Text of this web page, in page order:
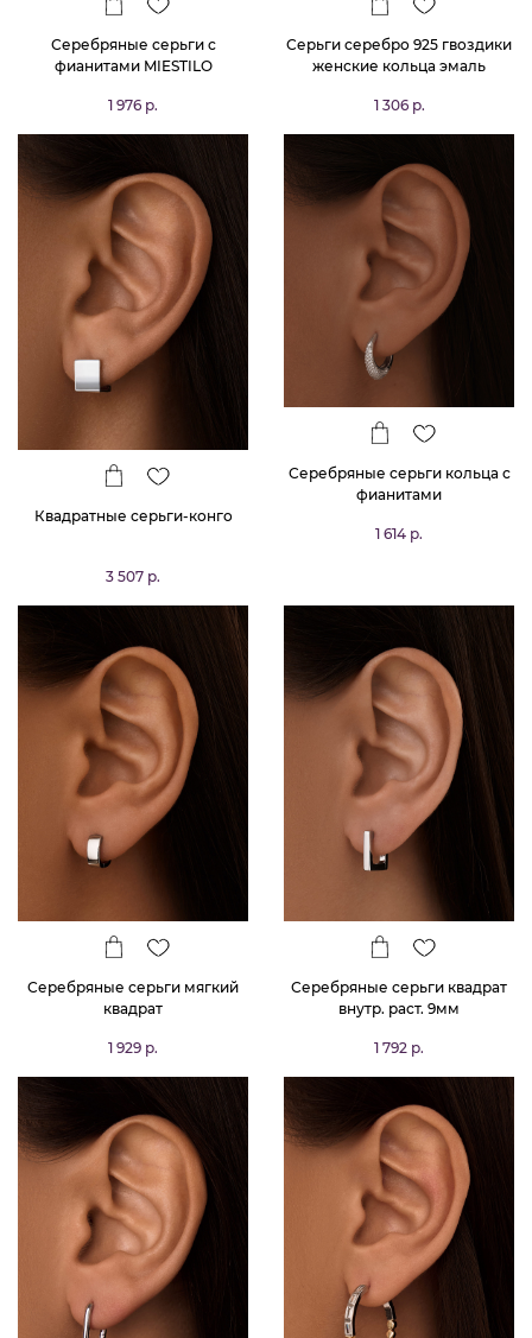
Серебряные серьги с
фианитами MIESTILO
1 976 р.
Серьги серебро 925 гвоздики
женские кольца эмаль
1 306 р.
Квадратные серьги-конго
3 507 р.
фианитами
Серебряные серьги мягкий
квадрат
1 929 р.
Серебряные серьги квадрат
внутр. раст. 9мм
1 792 р.